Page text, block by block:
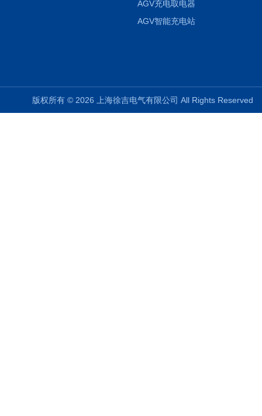
AGV充电取电器
AGV智能充电站
版权所有 © 2026 上海徐吉电气有限公司 All Rights